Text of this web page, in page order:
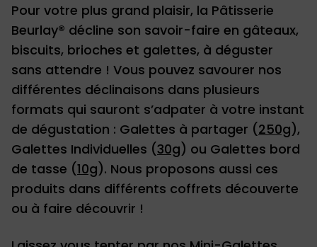
Pour votre plus grand plaisir, la Pâtisserie
Beurlay® décline son savoir-faire en gâteaux,
biscuits, brioches et galettes, à déguster
sans attendre ! Vous pouvez savourer nos
différentes déclinaisons dans plusieurs
formats qui sauront s’adpater à votre instant
de dégustation : Galettes à partager (250g),
Galettes Individuelles (30g) ou Galettes bord
de tasse (10g). Nous proposons aussi ces
produits dans différents coffrets découverte
ou à faire découvrir !